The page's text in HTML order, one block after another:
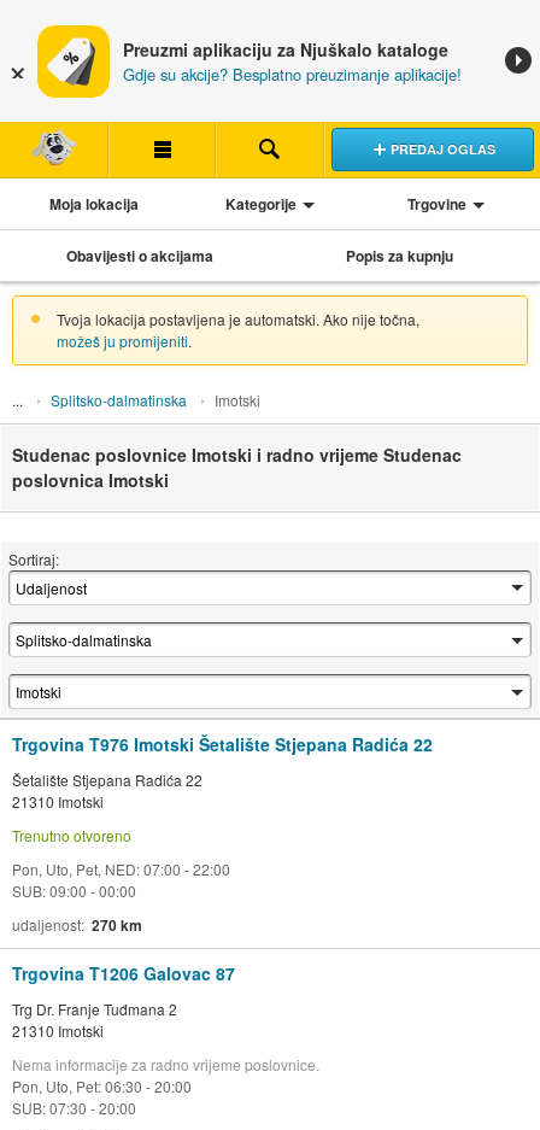
Preuzmi aplikaciju za Njuškalo kataloge
Gdje su akcije? Besplatno preuzimanje aplikacije!
PREDAJ OGLAS
Moja lokacija Kategorije Trgovine
Obavijesti o akcijama Popis za kupnju
Tvoja lokacija postavljena je automatski. Ako nije točna,
možeš ju promijeniti.
Splitsko-dalmatinska Imotski
Studenac poslovnice Imotski i radno vrijeme Studenac
poslovnica Imotski
Sortiraj:
Trgovina T976 Imotski Šetalište Stjepana Radića 22
Šetalište Stjepana Radića 22
21310 Imotski
Trenutno otvoreno
Pon, Uto, Pet, NED: 07:00 - 22:00
SUB: 09:00 - 00:00
udaljenost 270 km
Trgovina T1206 Galovac 87
Trg Dr. Franje Tuđmana 2
21310 Imotski
Nema informacije za radno vrijeme poslovnice.
Pon, Uto, Pet: 06:30 - 20:00
SUB: 07:30 - 20:00